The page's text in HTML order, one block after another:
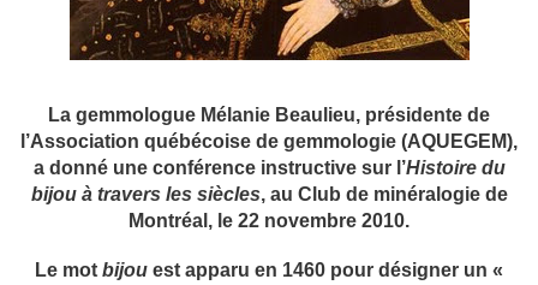
La gemmologue Mélanie Beaulieu, présidente de
l’Association québécoise de gemmologie (AQUEGEM),
a donné une conférence instructive sur l’Histoire du
bijou à travers les siècles, au Club de minéralogie de
Montréal, le 22 novembre 2010.
Le mot bijou est apparu en 1460 pour désigner un «